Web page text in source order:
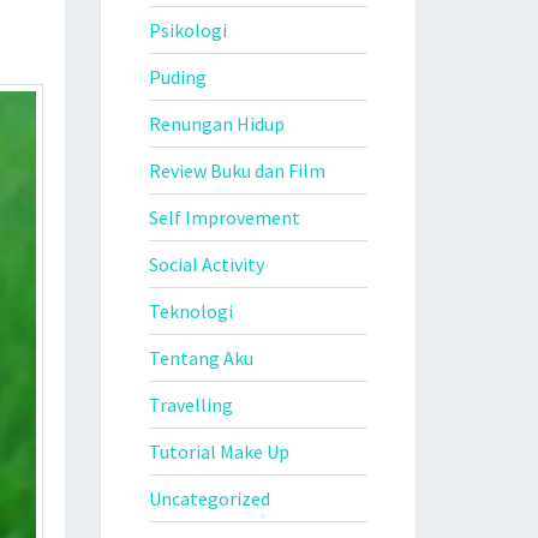
Psikologi
Puding
Renungan Hidup
Review Buku dan Film
Self Improvement
Social Activity
Teknologi
Tentang Aku
Travelling
Tutorial Make Up
Uncategorized